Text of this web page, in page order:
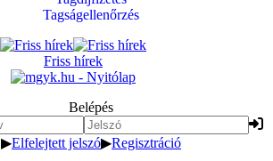
Tagságellenőrzés
Friss hírek
Belépés
▶Elfelejtett jelszó▶Regisztráció